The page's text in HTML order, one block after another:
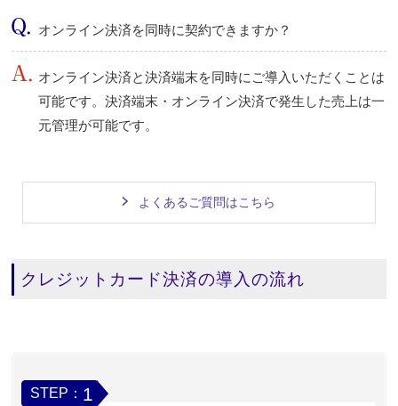
オンライン決済を同時に契約できますか？
オンライン決済と決済端末を同時にご導入いただくことは
可能です。決済端末・オンライン決済で発生した売上は一
元管理が可能です。
よくあるご質問はこちら
クレジットカード決済の導入の流れ
STEP： 1